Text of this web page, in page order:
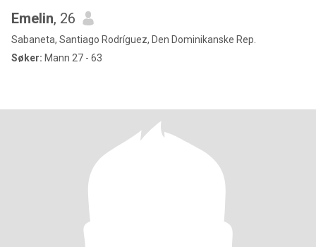
Emelin, 26
Sabaneta, Santiago Rodríguez, Den Dominikanske Rep.
Søker: Mann 27 - 63